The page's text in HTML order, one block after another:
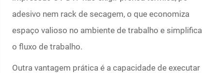
adesivo nem rack de secagem, o que economiza
espaço valioso no ambiente de trabalho e simplifica
o fluxo de trabalho.
Outra vantagem prática é a capacidade de executar